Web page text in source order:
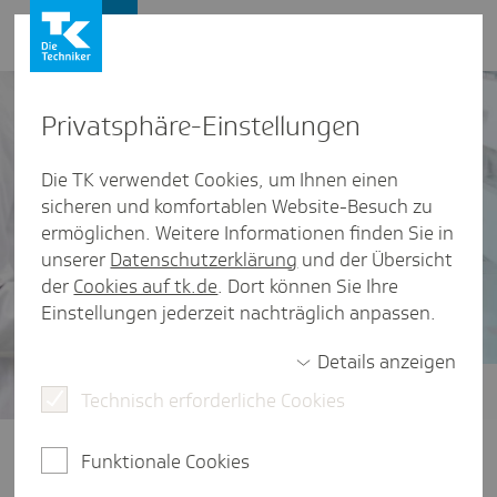
Arzneimittelversorgung braucht
Zukunft der Arzneimittelversorgung
Privat­sphäre-Einstel­lungen
Die TK verwendet Cookies, um Ihnen einen
sicheren und komfortablen Website-Besuch zu
ermöglichen. Weitere Informationen finden Sie in
unserer Datenschutzerklärung und der Übersicht
der Cookies auf tk.de. Dort können Sie Ihre
Einstellungen jederzeit nachträglich anpassen.
Details anzeigen
Technisch erforderliche Cookies
Funktionale Cookies